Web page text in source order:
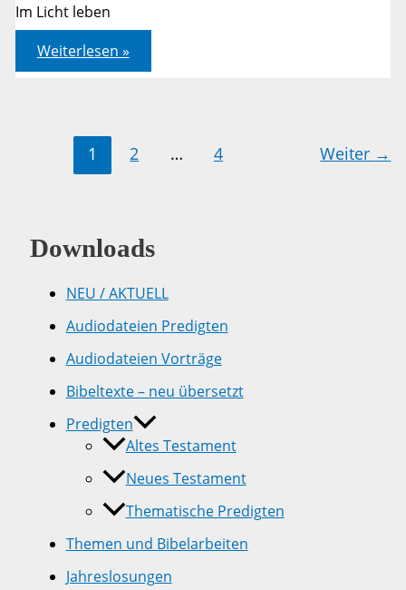
Im Licht leben
1.
Johannes
1,5
Weiterlesen »
1 2 … 4 Weiter →
Downloads
NEU / AKTUELL
Audiodateien Predigten
Audiodateien Vorträge
Bibeltexte – neu übersetzt
Predigten
Altes Testament
Neues Testament
Thematische Predigten
Themen und Bibelarbeiten
Jahreslosungen